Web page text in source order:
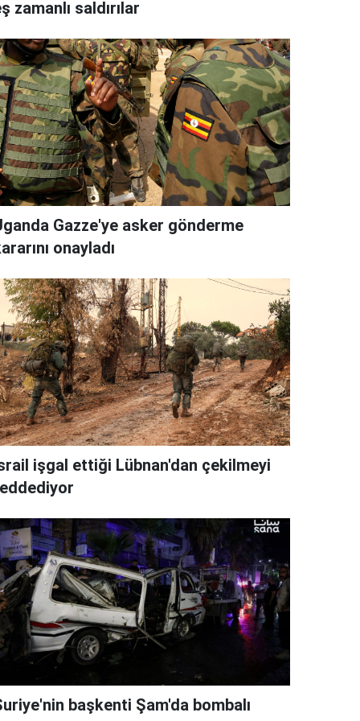
zamanlı saldırılar
Gazze'ye asker gönderme
onayladı
işgal ettiği Lübnan'dan çekilmeyi
başkenti Şam'da bombalı